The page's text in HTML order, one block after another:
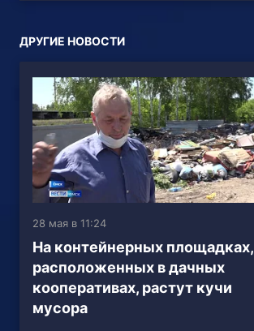
ДРУГИЕ НОВОСТИ
28 мая в 11:24
На контейнерных площадках,
расположенных в дачных
кооперативах, растут кучи
мусора